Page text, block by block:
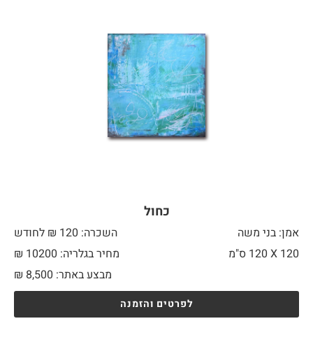
כחול
אמן: בני משה
השכרה: 120 ₪ לחודש
120 X
מחיר בגלריה: 10200 ₪
מבצע באתר:
₪ 8,500
לפרטים והזמנה